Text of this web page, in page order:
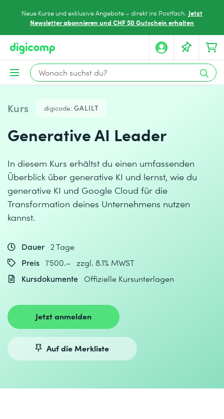
Neue Kurse und exklusive Angebote – direkt ins Postfach. Jetzt
Newsletter abonnieren und CHF 50 Gutschein erhalten
Kurs digicode: GALILT
Generative AI Leader
In diesem Kurs erhältst du einen umfassenden
Überblick über generative KI und lernst, wie du
generative KI und Google Cloud für die
Transformation deines Unternehmens nutzen
kannst.
Dauer 2 Tage
Preis 1'500.– zzgl. 8.1% MWST
Kursdokumente Offizielle Kursunterlagen
Jetzt anmelden
Auf die Merkliste